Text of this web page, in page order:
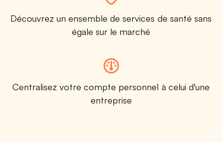
Découvrez un ensemble de services de santé sans
égale sur le marché
Centralisez votre compte personnel à celui d'une
entreprise